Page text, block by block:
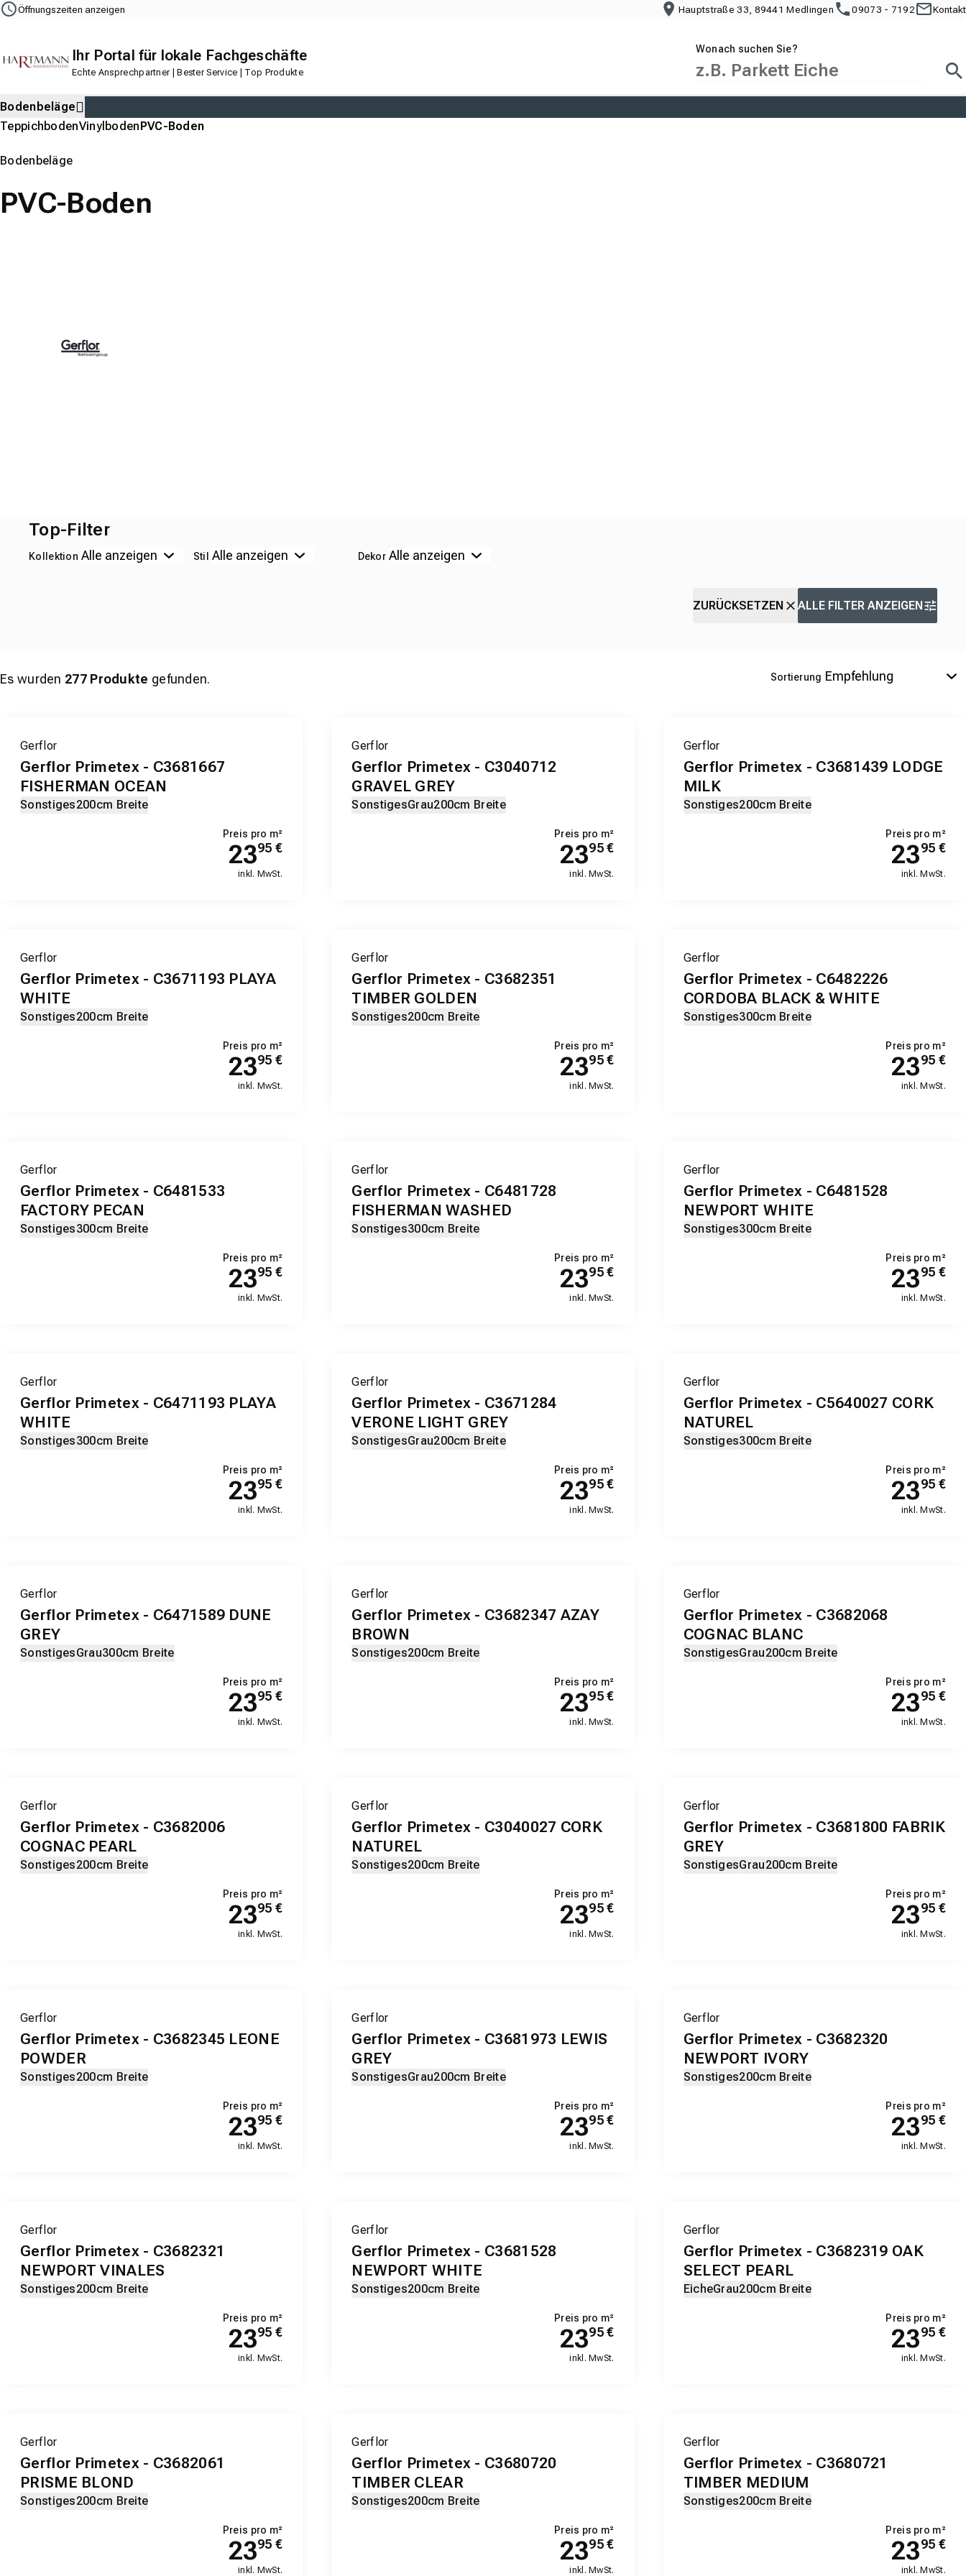
Navigation Content Footer
Öffnungszeiten anzeigen Hauptstraße 33, 89441 Medlingen 09073 - 7192 Kontakt
Ihr Portal für lokale Fachgeschäfte
Echte Ansprechpartner | Bester Service | Top Produkte
Wonach suchen Sie?
Bodenbeläge
TeppichbodenVinylboden PVC-Boden
Bodenbeläge
PVC-Boden
Top-Filter
Kollektion Stil Dekor
ZURÜCKSETZEN ALLE FILTER ANZEIGEN
Es wurden 277Produkte gefunden. Sortierung
Gerflor
Gerflor Primetex - C3681667
FISHERMAN OCEAN
Sonstiges200cm Breite
Preis pro m²
2395 €
inkl. MwSt.
Gerflor
Gerflor Primetex - C3040712
GRAVEL GREY
SonstigesGrau200cm Breite
Preis pro m²
2395€
inkl. MwSt.
Gerflor
Gerflor Primetex - C3681439 LODGE
MILK
Sonstiges200cm Breite
Preis pro m²
2395 €
inkl. MwSt.
Gerflor
Gerflor Primetex - C3671193 PLAYA
WHITE
Sonstiges200cm Breite
Preis pro m²
2395 €
inkl. MwSt.
Gerflor
Gerflor Primetex - C3682351
TIMBER GOLDEN
Sonstiges200cm Breite
Preis pro m²
2395€
inkl. MwSt.
Gerflor
Gerflor Primetex - C6482226
CORDOBA BLACK & WHITE
Sonstiges300cm Breite
Preis pro m²
2395 €
inkl. MwSt.
Gerflor
Gerflor Primetex - C6481533
FACTORY PECAN
Sonstiges300cm Breite
Preis pro m²
2395 €
inkl. MwSt.
Gerflor
Gerflor Primetex - C6481728
FISHERMAN WASHED
Sonstiges300cm Breite
Preis pro m²
2395€
inkl. MwSt.
Gerflor
Gerflor Primetex - C6481528
NEWPORT WHITE
Sonstiges300cm Breite
Preis pro m²
2395 €
inkl. MwSt.
Gerflor
Gerflor Primetex - C6471193 PLAYA
WHITE
Sonstiges300cm Breite
Preis pro m²
2395 €
inkl. MwSt.
Gerflor
Gerflor Primetex - C3671284
VERONE LIGHT GREY
SonstigesGrau200cm Breite
Preis pro m²
2395€
inkl. MwSt.
Gerflor
Gerflor Primetex - C5640027 CORK
NATUREL
Sonstiges300cm Breite
Preis pro m²
2395 €
inkl. MwSt.
Gerflor
Gerflor Primetex - C6471589 DUNE
GREY
SonstigesGrau300cm Breite
Preis pro m²
2395 €
inkl. MwSt.
Gerflor
Gerflor Primetex - C3682347 AZAY
BROWN
Sonstiges200cm Breite
Preis pro m²
2395€
inkl. MwSt.
Gerflor
Gerflor Primetex - C3682068
COGNAC BLANC
SonstigesGrau200cm Breite
Preis pro m²
2395 €
inkl. MwSt.
Gerflor
Gerflor Primetex - C3682006
COGNAC PEARL
Sonstiges200cm Breite
Preis pro m²
2395 €
inkl. MwSt.
Gerflor
Gerflor Primetex - C3040027 CORK
NATUREL
Sonstiges200cm Breite
Preis pro m²
2395€
inkl. MwSt.
Gerflor
Gerflor Primetex - C3681800 FABRIK
GREY
SonstigesGrau200cm Breite
Preis pro m²
2395 €
inkl. MwSt.
Gerflor
Gerflor Primetex - C3682345 LEONE
POWDER
Sonstiges200cm Breite
Preis pro m²
2395 €
inkl. MwSt.
Gerflor
Gerflor Primetex - C3681973 LEWIS
GREY
SonstigesGrau200cm Breite
Preis pro m²
2395€
inkl. MwSt.
Gerflor
Gerflor Primetex - C3682320
NEWPORT IVORY
Sonstiges200cm Breite
Preis pro m²
2395 €
inkl. MwSt.
Gerflor
Gerflor Primetex - C3682321
NEWPORT VINALES
Sonstiges200cm Breite
Preis pro m²
2395 €
inkl. MwSt.
Gerflor
Gerflor Primetex - C3681528
NEWPORT WHITE
Sonstiges200cm Breite
Preis pro m²
2395€
inkl. MwSt.
Gerflor
Gerflor Primetex - C3682319 OAK
SELECT PEARL
EicheGrau200cm Breite
Preis pro m²
2395 €
inkl. MwSt.
Gerflor
Gerflor Primetex - C3682061
PRISME BLOND
Sonstiges200cm Breite
Preis pro m²
2395 €
inkl. MwSt.
Gerflor
Gerflor Primetex - C3680720
TIMBER CLEAR
Sonstiges200cm Breite
Preis pro m²
2395€
inkl. MwSt.
Gerflor
Gerflor Primetex - C3680721
TIMBER MEDIUM
Sonstiges200cm Breite
Preis pro m²
2395 €
inkl. MwSt.